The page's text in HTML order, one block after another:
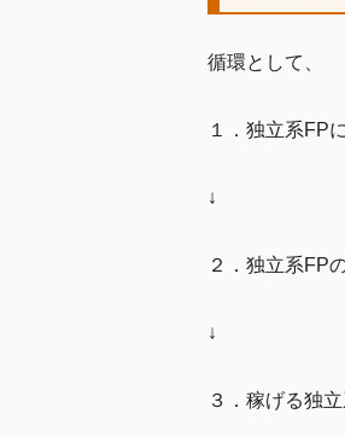
循環として、
１．独立系FP
↓
２．独立系FP
↓
３．稼げる独